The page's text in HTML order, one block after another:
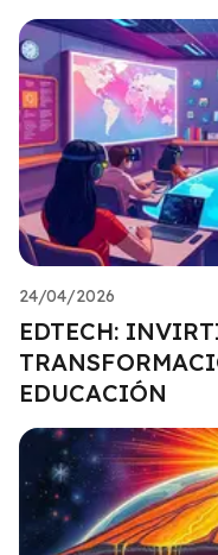
24/04/2026
EDTECH:
EDUCACIÓN